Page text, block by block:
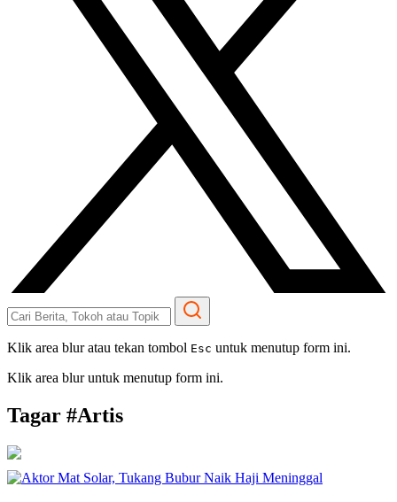
Klik area blur atau tekan tombol Esc untuk menutup form ini.
Klik area blur untuk menutup form ini.
Tagar #Artis